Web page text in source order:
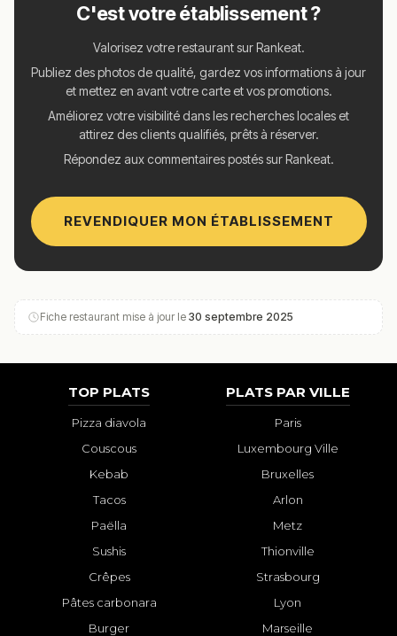
C'est votre établissement ?
Valorisez votre restaurant sur Rankeat.
Publiez des photos de qualité, gardez vos informations à jour
et mettez en avant votre carte et vos promotions.
Améliorez votre visibilité dans les recherches locales et
attirez des clients qualifiés, prêts à réserver.
Répondez aux commentaires postés sur Rankeat.
REVENDIQUER MON ÉTABLISSEMENT
Fiche restaurant mise à jour le 30 septembre 2025
TOP PLATS
Pizza diavola
Couscous
Kebab
Tacos
Paëlla
Sushis
Crêpes
Pâtes carbonara
Burger
PLATS PAR VILLE
Paris
Luxembourg Ville
Bruxelles
Arlon
Metz
Thionville
Strasbourg
Lyon
Marseille